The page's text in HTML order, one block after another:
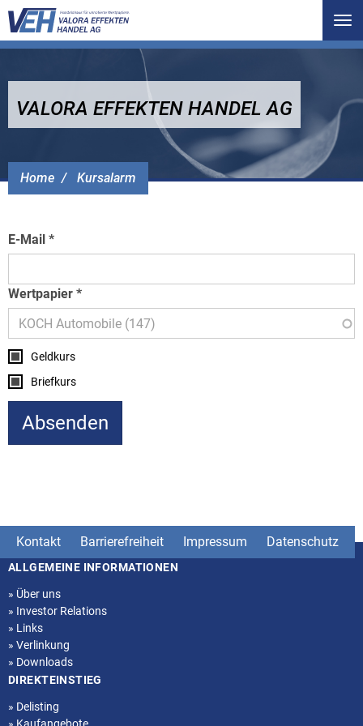
Home Kursalarm
VALORA EFFEKTEN HANDEL AG
E-Mail
Wertpapier
Geldkurs
Briefkurs
Kontakt Barrierefreiheit Impressum Datenschutz
Seitenstruktur
ALLGEMEINE INFORMATIONEN
» Über uns
» Investor Relations
» Links
» Verlinkung
» Downloads
DIREKTEINSTIEG
» Delisting